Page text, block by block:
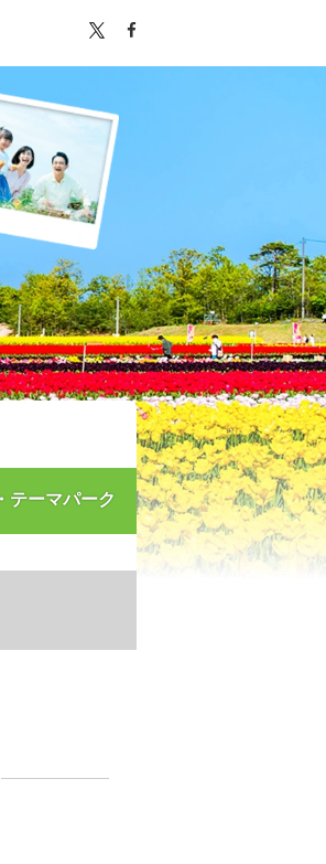
テーマパーク